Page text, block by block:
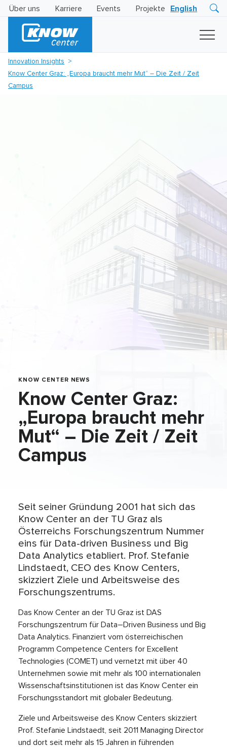
Über uns Karriere Events Projekte English
Business
Innovation Insights
Know Center Graz: „Europa braucht mehr Mut“ – Die Zeit / Zeit
Campus
KNOW CENTER NEWS
Know Center Graz:
„Europa braucht mehr
Mut“ – Die Zeit / Zeit
Campus
Seit seiner Gründung 2001 hat sich das
Know Center an der TU Graz als
Österreichs Forschungszentrum Nummer
eins für Data-driven Business und Big
Data Analytics etabliert. Prof. Stefanie
Lindstaedt, CEO des Know Centers,
skizziert Ziele und Arbeitsweise des
Forschungszentrums.
Das Know Center an der TU Graz ist DAS
Forschungszentrum für Data–Driven Business und Big
Data Analytics. Finanziert vom österreichischen
Programm Competence Centers for Excellent
Technologies (COMET) und vernetzt mit über 40
Unternehmen sowie mit mehr als 100 internationalen
Wissenschaftsinstitutionen ist das Know Center ein
Forschungsstandort mit globaler Bedeutung.
Ziele und Arbeitsweise des Know Centers skizziert
Prof. Stefanie Lindstaedt, seit 2011 Managing Director
und dort seit mehr als 15 Jahren in führenden